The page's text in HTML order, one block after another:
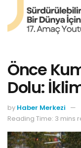
Önce
Dolu:
by Haber Merkezi
Reading Time: 3 mins